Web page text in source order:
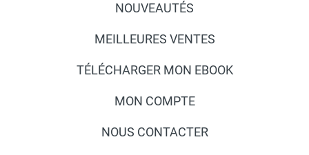
NOUVEAUTÉS
MEILLEURES VENTES
TÉLÉCHARGER MON EBOOK
MON COMPTE
NOUS CONTACTER